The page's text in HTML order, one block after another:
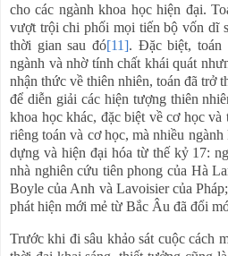
cho các ngành khoa học hiện đại.
vượt trội chi phối mọi tiến bộ vốn dĩ
thời gian sau đó[11]. Đặc biệt, toán
ngành và nhờ tính chất khái quát
nhận thức về thiên nhiên, toán đã trở
để diễn giải các hiện tượng thiên
khoa học khác, đặc biệt về cơ học
riêng toán và cơ học, mà nhiều
dựng và hiện đại hóa từ thế kỷ 17:
nhà nghiên cứu tiên phong của Hà
Boyle của Anh và Lavoisier của
phát hiện mới mẻ từ Bắc Âu đã đổi
Trước khi đi sâu khảo sát cuộc cách